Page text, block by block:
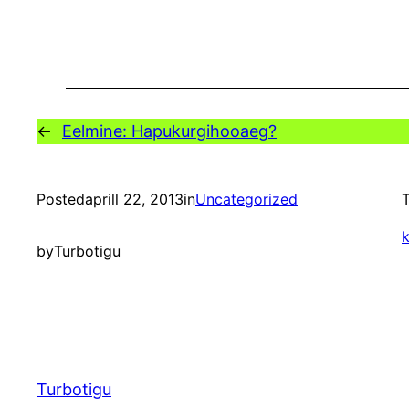
← Eelmine: Hapukurgihooaeg?
Postedaprill 22, 2013inUncategorized
byTurbotigu
Turbotigu